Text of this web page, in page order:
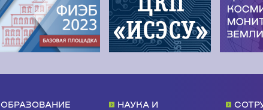
ОБРАЗОВАНИЕ
НАУКА И